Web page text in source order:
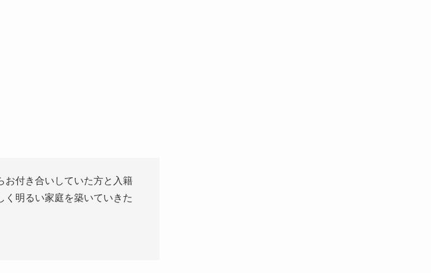
お付き合いしていた方と入籍
く明るい家庭を築いていきた